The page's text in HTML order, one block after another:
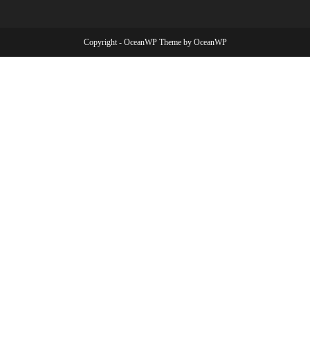
Copyright - OceanWP Theme by OceanWP